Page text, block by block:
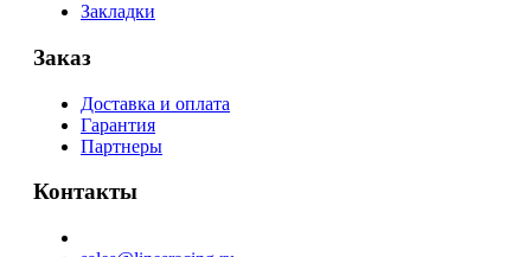
Закладки
Заказ
Доставка и оплата
Гарантия
Партнеры
Контакты